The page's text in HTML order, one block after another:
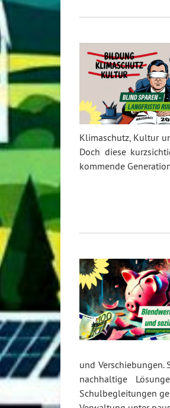
Klimaschutz, Kultur
Doch diese
kommende
und
nachhaltige
Schulbegleitungen